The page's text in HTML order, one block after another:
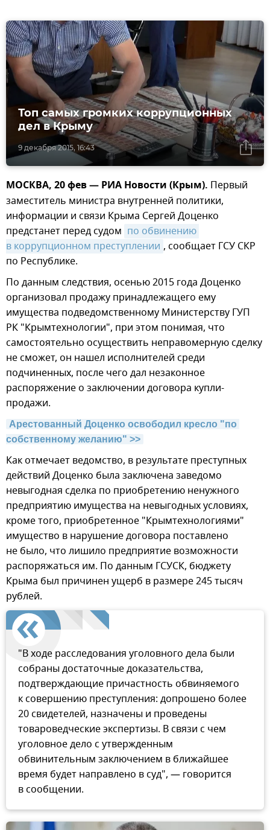
9 декабря 2015, 16:43
Топ самых громких коррупционных
дел в Крыму
МОСКВА, 20 фев — РИА Новости (Крым). Первый
заместитель министра внутренней политики,
информации и связи Крыма Сергей Доценко
предстанет перед судом по обвинению
в коррупционном преступлении , сообщает ГСУ СКР
по Республике.
По данным следствия, осенью 2015 года Доценко
организовал продажу принадлежащего ему
имущества подведомственному Министерству ГУП
РК "Крымтехнологии", при этом понимая, что
самостоятельно осуществить неправомерную сделку
не сможет, он нашел исполнителей среди
подчиненных, после чего дал незаконное
распоряжение о заключении договора купли-
продажи.
Арестованный Доценко освободил кресло "по
собственному желанию" >>
Как отмечает ведомство, в результате преступных
действий Доценко была заключена заведомо
невыгодная сделка по приобретению ненужного
предприятию имущества на невыгодных условиях,
кроме того, приобретенное "Крымтехнологиями"
имущество в нарушение договора поставлено
не было, что лишило предприятие возможности
распоряжаться им. По данным ГСУСК, бюджету
Крыма был причинен ущерб в размере 245 тысяч
рублей.
"В ходе расследования уголовного дела были
собраны достаточные доказательства,
подтверждающие причастность обвиняемого
к совершению преступления: допрошено более
20 свидетелей, назначены и проведены
товароведческие экспертизы. В связи с чем
уголовное дело с утвержденным
обвинительным заключением в ближайшее
время будет направлено в суд", — говорится
в сообщении.